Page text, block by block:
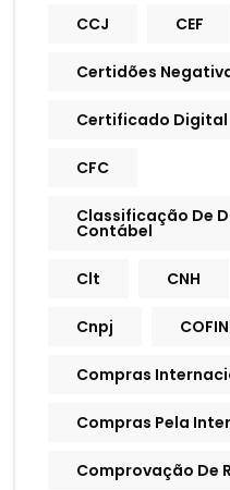
CCJ CEF
Certidões
Certificado Digital
CFC
Classificação De
Contábel
Clt CNH
Cnpj
Compras
Compras Pela
Comprovação De